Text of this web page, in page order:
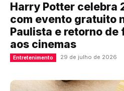
Harry Potter celebra
com evento gratuito
Paulista e retorno
aos cinemas
Entretenimento 29 de julho de 2026